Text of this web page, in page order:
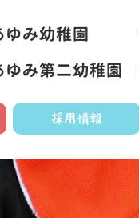
ゆみ幼稚園
ゆみ第二幼稚園
採用情報